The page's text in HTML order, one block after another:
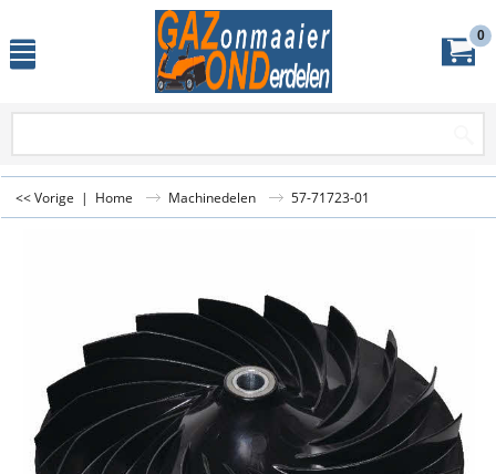
0
<< Vorige | Home Machinedelen 57-71723-01